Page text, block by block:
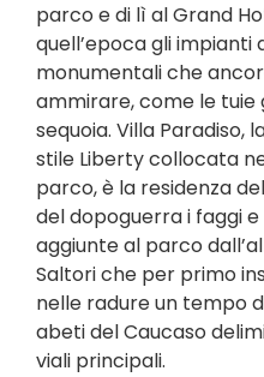
parco e di lì al Grand
quell’epoca gli
monumentali che
ammirare, come le tuie
sequoia. Villa Paradiso,
stile Liberty collocata
parco, è la residenza
del dopoguerra i faggi
aggiunte al parco
Saltori che per primo
nelle radure un tempo
abeti del Caucaso
viali principali.